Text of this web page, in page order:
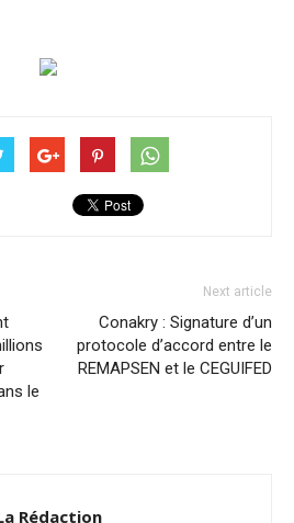
le
Next article
Conakry : Signature d’un
protocole d’accord entre le
REMAPSEN et le CEGUIFED
Rédaction